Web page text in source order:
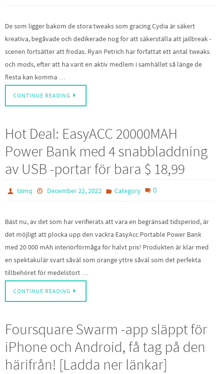
De som ligger bakom de stora tweaks som gracing Cydia är säkert
kreativa, begåvade och dedikerade nog för att säkerställa att jailbreak -
scenen fortsätter att frodas. Ryan Petrich har författat ett antal tweaks
och mods, efter att ha varit en aktiv medlem i samhället så länge de
flesta kan komma …
CONTINUE READING
Hot Deal: EasyACC 20000MAH
Power Bank med 4 snabbladdning
av USB -portar för bara $ 18,99
tiimq December 22, 2022 Category 0
Bäst nu, av det som har verifierats att vara en begränsad tidsperiod, är
det möjligt att plocka upp den vackra EasyAcc Portable Power Bank
med 20 000 mAh interiörförmåga för halvt pris! Produkten är klar med
en spektakulär svart såväl som orange yttre såväl som det perfekta
tillbehöret för medelstort …
CONTINUE READING
Foursquare Swarm -app släppt för
iPhone och Android, få tag på den
härifrån! [Ladda ner länkar]